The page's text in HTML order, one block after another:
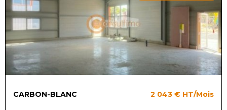
CARBON-BLANC 2 043 € HT/Mois